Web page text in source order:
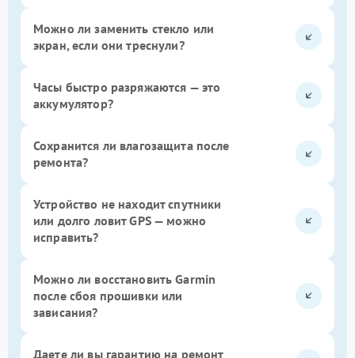
Можно ли заменить стекло или
экран, если они треснули?
Часы быстро разряжаются — это
аккумулятор?
Сохранится ли влагозащита после
ремонта?
Устройство не находит спутники
или долго ловит GPS — можно
исправить?
Можно ли восстановить Garmin
после сбоя прошивки или
зависания?
Даете ли вы гарантию на ремонт